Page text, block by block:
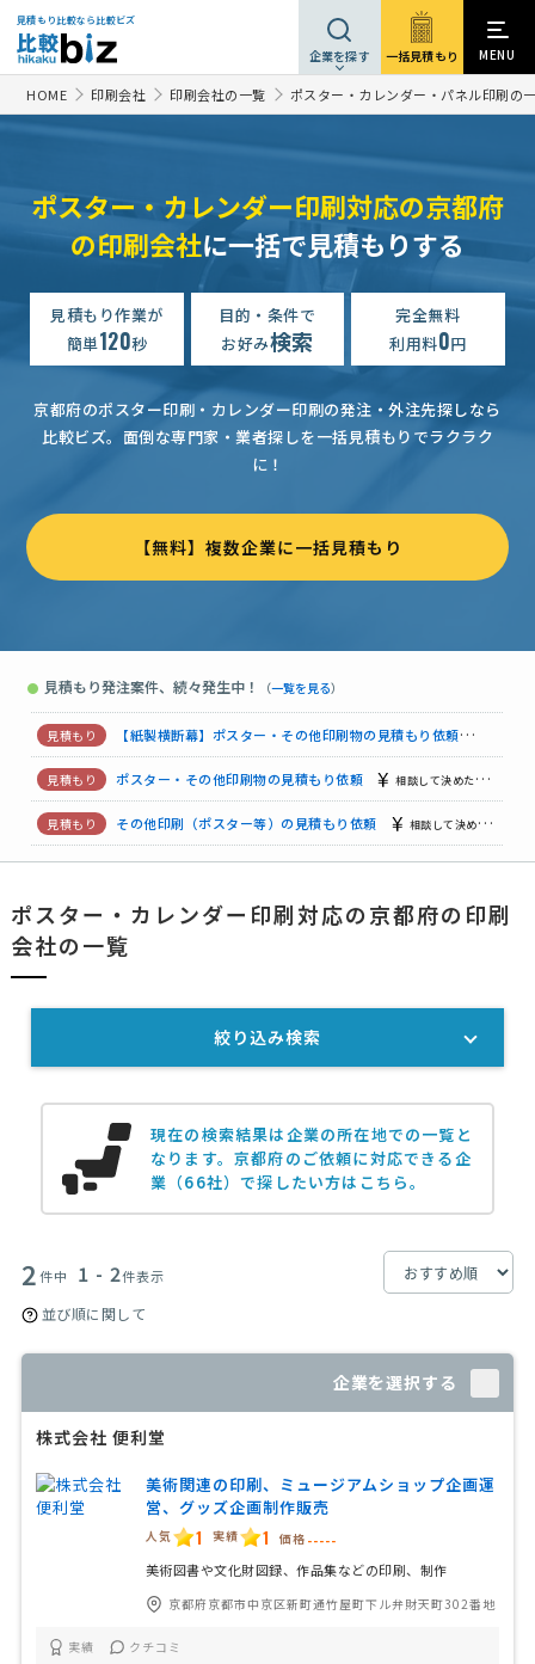
見積もり比較なら比較ビズ
企業を探す 一括見積もり MENU
HOME 印刷会社 印刷会社の一覧 ポスター・カレンダー・パネル印刷の
ポスター・カレンダー印刷対応の京都府
の印刷会社に一括で見積もりする
見積もり作業が
簡単120秒
目的・条件で
お好み検索
完全無料
利用料0円
京都府のポスター印刷・カレンダー印刷の発注・外注先探しなら
比較ビズ。 面倒な専門家・業者探しを一括見積もりでラクラク
に！
【無料】複数企業に一括見積もり
● 見積もり発注案件、続々発生中！ （一覧を見る）
【のぼり旗印刷】ポスター・その他印刷物の見積もり依頼
【紙製横断幕】ポスター・その他印刷物の見積もり依頼
その他印刷（ポスター等）の見積もり依頼 相談して決めたい
【自社のオリジナルシール】ポスター・その他印刷物の見積もり依頼
ステッカーの見積もり依頼 1万円まで 京都府
【飲食店のお土産用】紙袋制作の見積もり依頼
【うちわ印刷】見積り依頼 7万円まで 京都府
【のぼり旗印刷】ポスター・その他印刷物の見積もり依頼
【紙製横断幕】ポスター・その他印刷物の見積もり依頼
ポスター・その他印刷物の見積もり依頼 相談して決めたい
その他印刷（ポスター等）の見積もり依頼 相談して決めたい
【自社のオリジナルシール】ポスター・その他印刷物の見積もり依頼
ステッカーの見積もり依頼 1万円まで 京都府
ポスター・カレンダー印刷対応の京都府の印刷
会社の一覧
現在の検索結果は企業の所在地での一覧と
なります。京都府のご依頼に対応できる企
業（66社）で探したい方はこちら。
2件中 1 - 2件表示
並び順に関して
企業を選択する
株式会社 便利堂
美術関連の印刷、ミュージアムショップ企画運
営、グッズ企画制作販売
人気 1 実績 1 価格 -----
美術図書や文化財図録、作品集などの印刷、制作
京都府京都市中京区新町通竹屋町下ル弁財天町302番地
実績 クチコミ
絞り込み検索